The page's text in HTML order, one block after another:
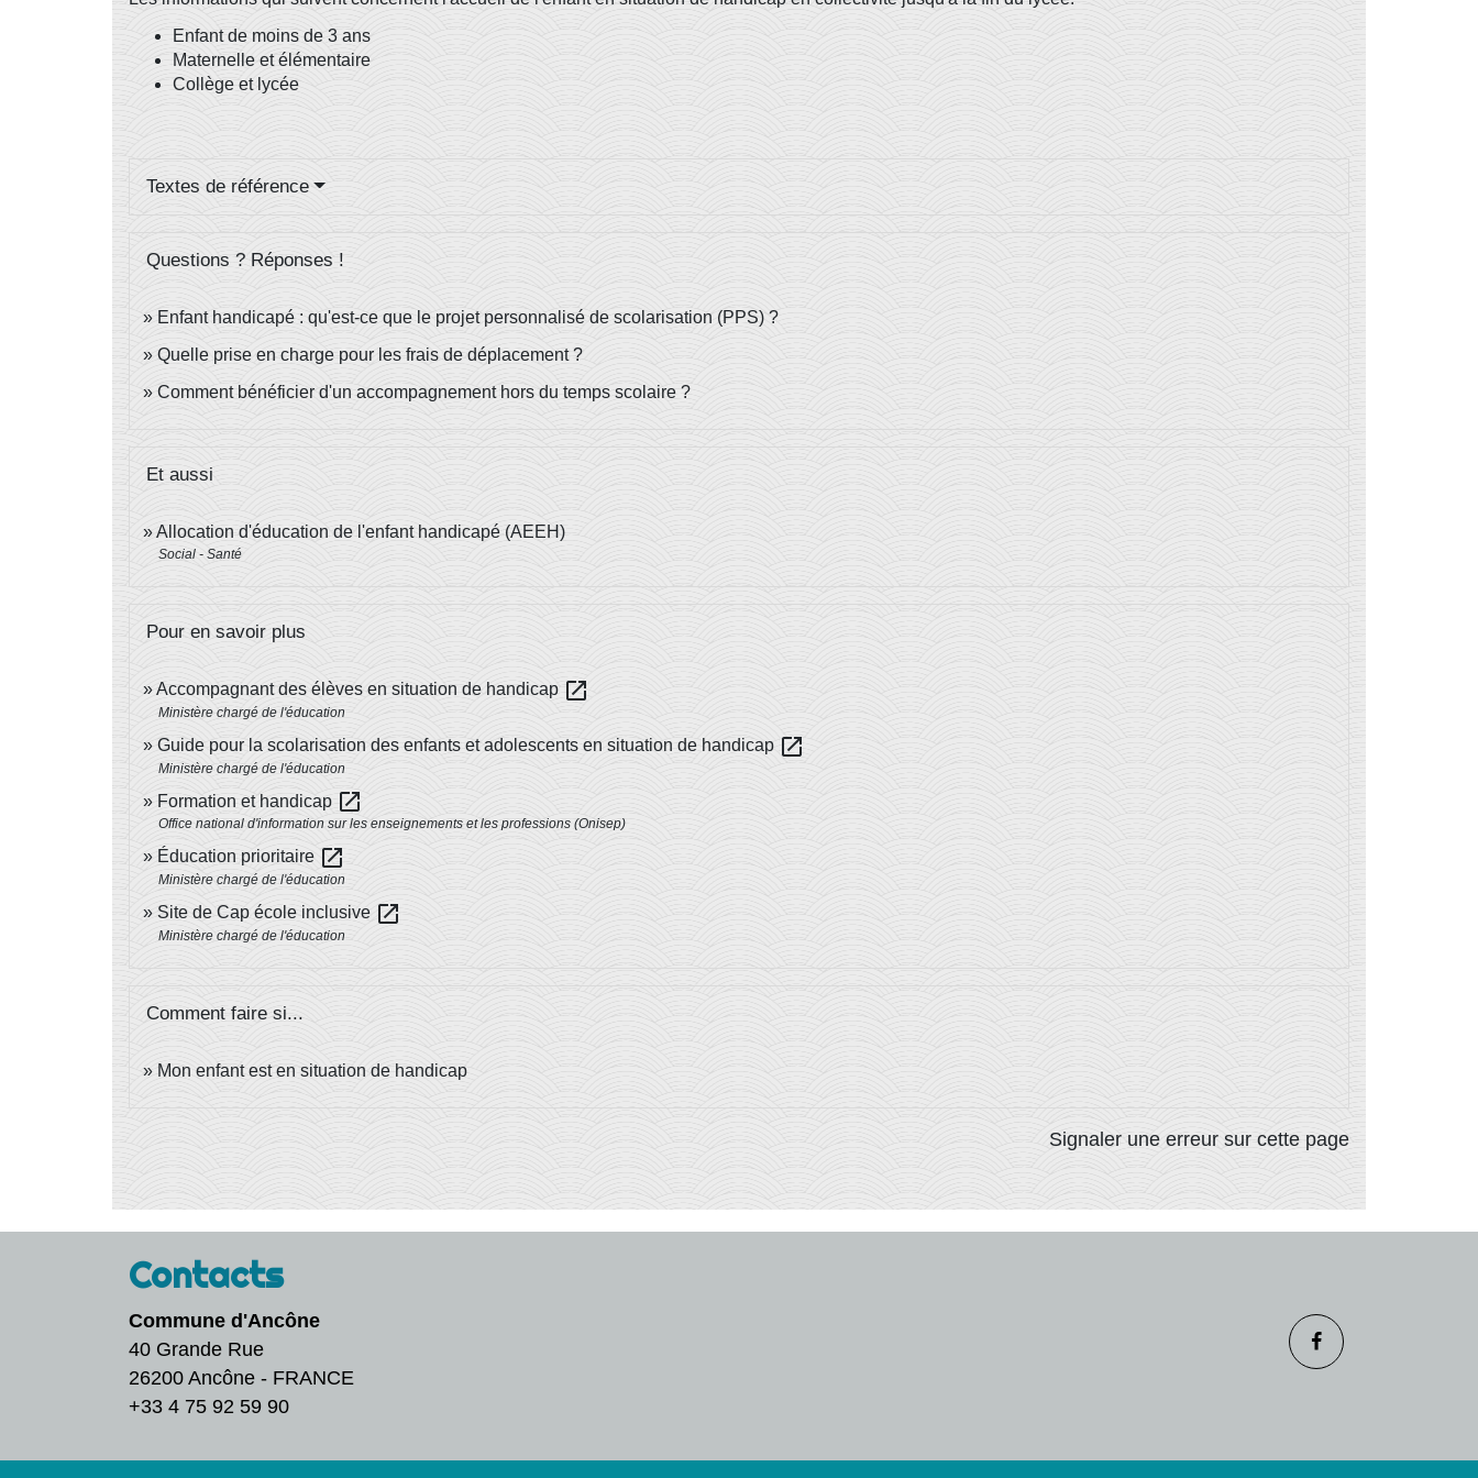
Enfant de moins de 3 ans
Maternelle et élémentaire
Collège et lycée
Textes de référence
Questions ? Réponses !
Enfant handicapé : qu'est-ce que le projet personnalisé de scolarisation (PPS) ?
Quelle prise en charge pour les frais de déplacement ?
Comment bénéficier d'un accompagnement hors du temps scolaire ?
Et aussi
Allocation d'éducation de l'enfant handicapé (AEEH)
Social - Santé
Pour en savoir plus
Accompagnant des élèves en situation de handicap open_in_new
Ministère chargé de l'éducation
Guide pour la scolarisation des enfants et adolescents en situation de handicap open_in_new
Ministère chargé de l'éducation
Formation et handicap open_in_new
Office national d'information sur les enseignements et les professions (Onisep)
Éducation prioritaire open_in_new
Ministère chargé de l'éducation
Site de Cap école inclusive open_in_new
Ministère chargé de l'éducation
Comment faire si...
Mon enfant est en situation de handicap
Signaler une erreur sur cette page
Contacts
Commune d'Ancône
40 Grande Rue
26200 Ancône - FRANCE
+33 4 75 92 59 90